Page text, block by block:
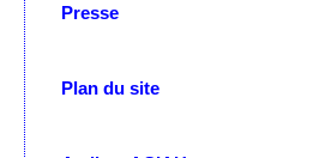
Presse
Plan du site